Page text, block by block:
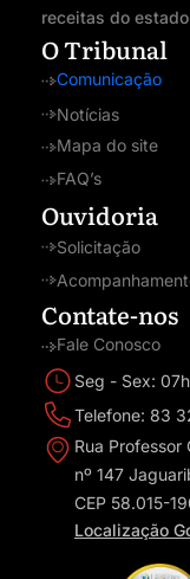
receitas do
O Tribunal
Comunicação
Notícias
Mapa do site
FAQ’s
Ouvidoria
Solicitação
Contate-nos
Fale Conosco
Seg - Sex:
Telefone: 83
Rua Professor
nº 147
CEP 58.015-
Localização